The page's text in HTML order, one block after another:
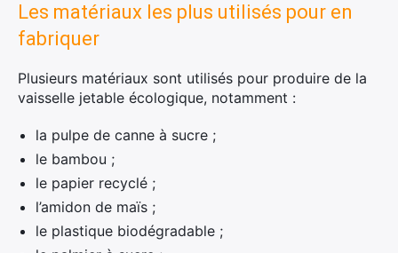
Les matériaux les plus utilisés pour en
fabriquer
Plusieurs matériaux sont utilisés pour produire de la
vaisselle jetable écologique, notamment :
la pulpe de canne à sucre ;
le bambou ;
le papier recyclé ;
l’amidon de maïs ;
le plastique biodégradable ;
: